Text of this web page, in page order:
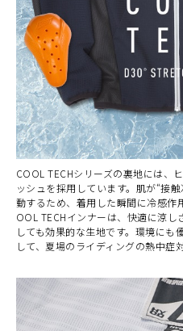
COOL TECHシリーズの裏地には、
ッシュを採用しています。肌が“接
動するため、着用した瞬間に冷感作
OOL TECHインナーは、快適に涼し
しても効果的な生地です。環境にも
して、夏場のライディングの熱中症